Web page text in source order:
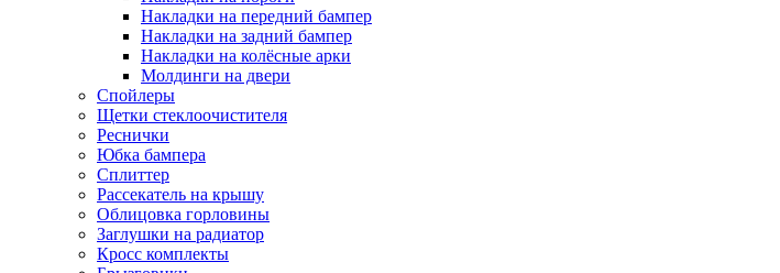
Накладки на передний бампер
Накладки на задний бампер
Накладки на колёсные арки
Молдинги на двери
Спойлеры
Щетки стеклоочистителя
Реснички
Юбка бампера
Сплиттер
Рассекатель на крышу
Облицовка горловины
Заглушки на радиатор
Кросс комплекты